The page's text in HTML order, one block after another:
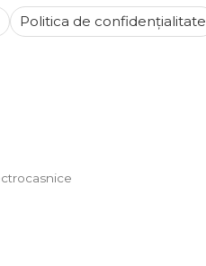
Politica de confidențialitate